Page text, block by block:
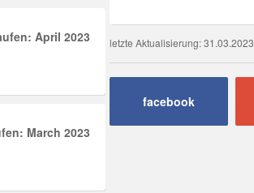
April 2023
March 2023
letzte Aktualisierung: 31.03.2023
facebook